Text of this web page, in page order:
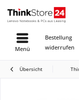
Bestellung
widerrufen
Menü
Übersicht